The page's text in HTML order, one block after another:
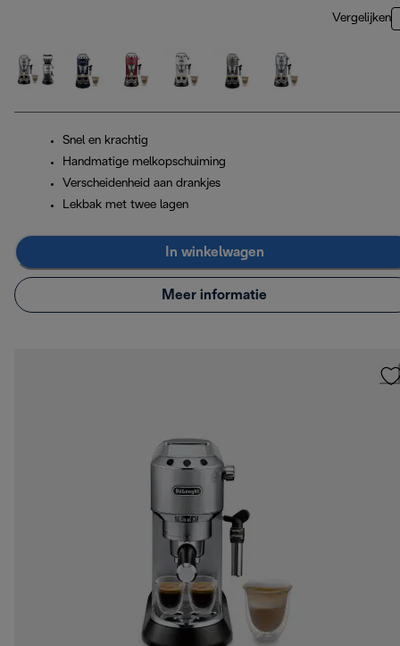
Vergelijken
Snel en krachtig
Handmatige melkopschuiming
Verscheidenheid aan drankjes
Lekbak met twee lagen
In winkelwagen
Meer informatie